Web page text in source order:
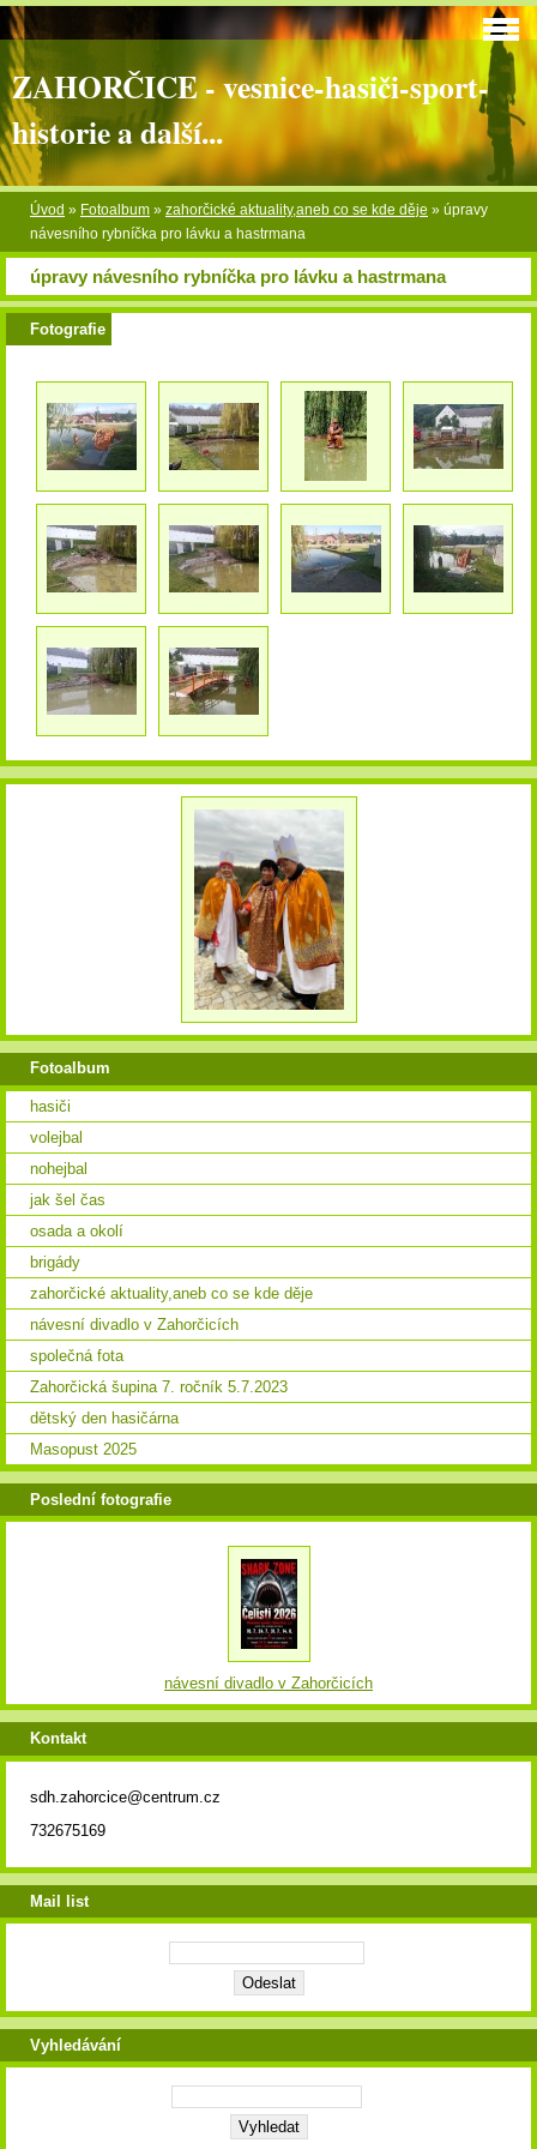
ZAHORČICE - vesnice-hasiči-sport-
historie a další...
Úvod » Fotoalbum » zahorčické aktuality,aneb co se kde děje » úpravy
návesního rybníčka pro lávku a hastrmana
úpravy návesního rybníčka pro lávku a hastrmana
Fotografie
Fotoalbum
hasiči
volejbal
nohejbal
jak šel čas
osada a okolí
brigády
zahorčické aktuality,aneb co se kde děje
návesní divadlo v Zahorčicích
společná fota
Zahorčická šupina 7. ročník 5.7.2023
dětský den hasičárna
Masopust 2025
Poslední fotografie
návesní divadlo v Zahorčicích
Kontakt
sdh.zahorcice@centrum.cz
732675169
Mail list
Vyhledávání